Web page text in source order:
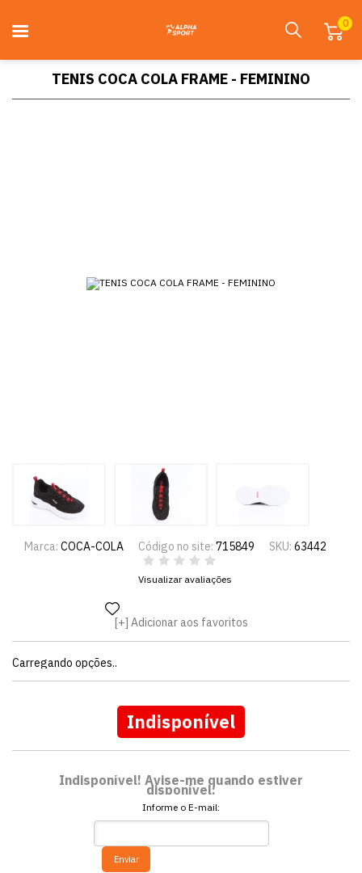
0
TENIS COCA COLA FRAME - FEMININO
Marca: COCA-COLA Código no site: 715849 SKU: 63442
Visualizar avaliações
Adicionar aos favoritos
Carregando opções..
Indisponível
Indisponível! Avise-me quando estiver
disponível:
Informe o E-mail:
Enviar